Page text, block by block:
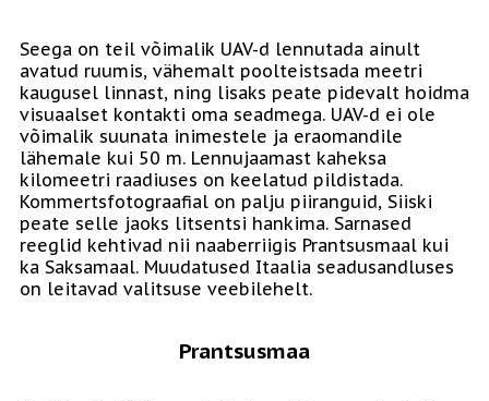
Seega on teil võimalik UAV-d lennutada ainult
avatud ruumis, vähemalt poolteistsada meetri
kaugusel linnast, ning lisaks peate pidevalt hoidma
visuaalset kontakti oma seadmega. UAV-d ei ole
võimalik suunata inimestele ja eraomandile
lähemale kui 50 m. Lennujaamast kaheksa
kilomeetri raadiuses on keelatud pildistada.
Kommertsfotograafial on palju piiranguid, Siiski
peate selle jaoks litsentsi hankima. Sarnased
reeglid kehtivad nii naaberriigis Prantsusmaal kui
ka Saksamaal. Muudatused Itaalia seadusandluses
on leitavad valitsuse veebilehelt.
Prantsusmaa